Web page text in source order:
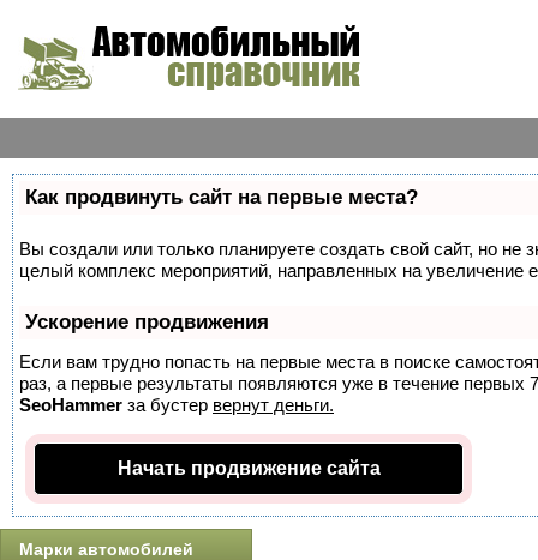
Как продвинуть сайт на первые места?
Вы создали или только планируете создать свой сайт, но не
целый комплекс мероприятий, направленных на увеличение
Ускорение продвижения
Если вам трудно попасть на первые места в поиске
раз, а первые результаты появляются уже в течение первых
SeoHammer за бустер вернут деньги.
Начать продвижение сайта
Марки автомобилей